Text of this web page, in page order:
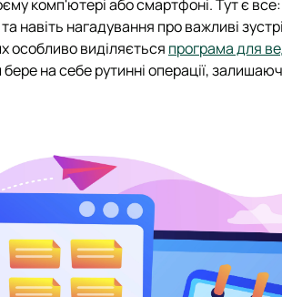
комп'ютері або смартфоні. Тут є
навіть нагадування про важливі
особливо виділяється програма для
на себе рутинні операції,